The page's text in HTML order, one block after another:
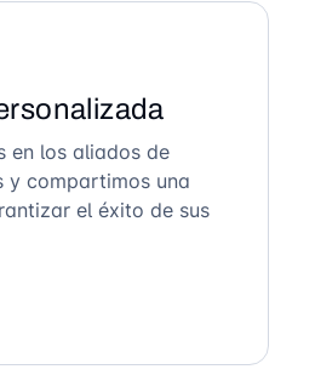
en los aliados de
y compartimos una
el éxito de sus